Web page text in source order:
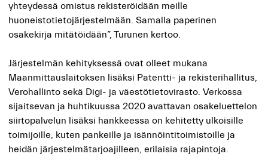
yhteydessä omistus rekisteröidään meille
huoneistotietojärjestelmään. Samalla paperinen
osakekirja mitätöidään”, Turunen kertoo.
Järjestelmän kehityksessä ovat olleet mukana
Maanmittauslaitoksen lisäksi Patentti- ja rekisterihallitus,
Verohallinto sekä Digi- ja väestötietovirasto. Verkossa
sijaitsevan ja huhtikuussa 2020 avattavan osakeluettelon
siirtopalvelun lisäksi hankkeessa on kehitetty ulkoisille
toimijoille, kuten pankeille ja isännöintitoimistoille ja
heidän järjestelmätarjoajilleen, erilaisia rajapintoja.